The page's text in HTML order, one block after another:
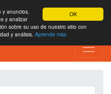
OK
y anuncios,
y analizar
sobre su uso de nuestro sitio con
y análisis. Aprende más